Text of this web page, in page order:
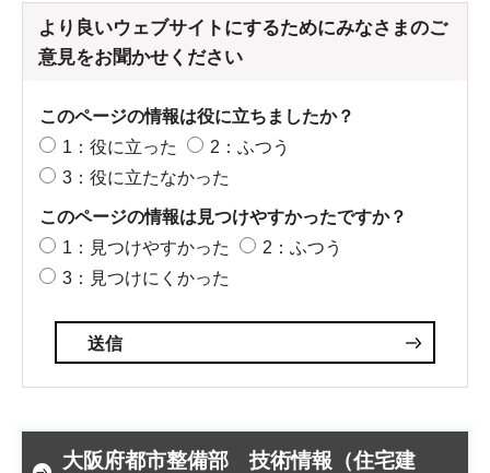
より良いウェブサイトにするためにみなさまのご
意見をお聞かせください
このページの情報は役に立ちましたか？
1：役に立った
2：ふつう
3：役に立たなかった
このページの情報は見つけやすかったですか？
1：見つけやすかった
2：ふつう
3：見つけにくかった
大阪府都市整備部 技術情報（住宅建